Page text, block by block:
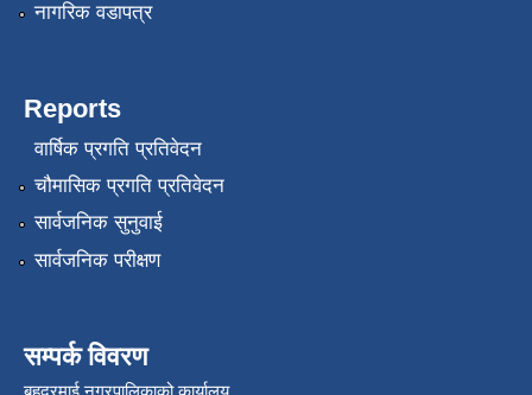
नागरिक वडापत्र
Reports
वार्षिक प्रगति प्रतिवेदन
चौमासिक प्रगति प्रतिवेदन
सार्वजनिक सुनुवाई
सार्वजनिक परीक्षण
सम्पर्क विवरण
बहुदरमाई नगरपालिकाको कार्यालय